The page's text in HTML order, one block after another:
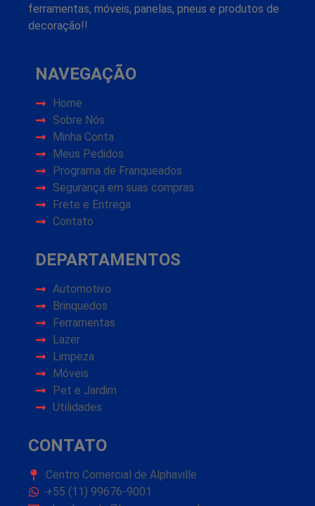
ferramentas, móveis, panelas, pneus e produtos de
decoração!!
NAVEGAÇÃO
Home
Sobre Nós
Minha Conta
Meus Pedidos
Programa de Franqueados
Segurança em suas compras
Frete e Entrega
Contato
DEPARTAMENTOS
Automotivo
Brinquedos
Ferramentas
Lazer
Limpeza
Móveis
Pet e Jardim
Utilidades
CONTATO
Centro Comercial de Alphaville
+55 (11) 99676-9001